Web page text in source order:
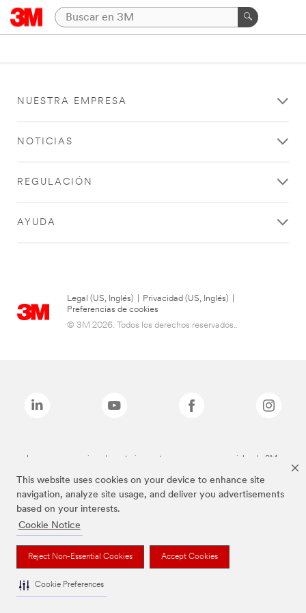
This website uses cookies on your device to enhance site
navigation, analyze site usage, and deliver you advertisements
based on your interests.
Cookie Notice
Reject Non-Essential Cookies Accept Cookies
Cookie Preferences
NUESTRA EMPRESA
NOTICIAS
REGULACIÓN
AYUDA
Legal (US, Inglés) Privacidad (US, Inglés)
Preferencias de cookies
© 3M 2026. Todos los derechos reservados..
Las marcas mencionadas anteriormente son marcas comerciales de 3M.